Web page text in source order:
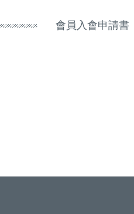
會員入會申請書